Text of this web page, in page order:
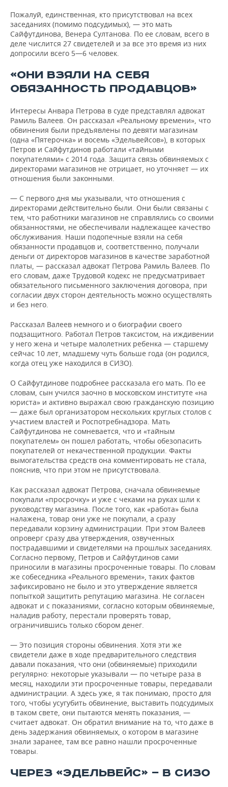
Пожалуй, единственная, кто присутствовал на всех
заседаниях (помимо подсудимых), — это мать
Сайфутдинова, Венера Султанова. По ее словам, всего в
деле числится 27 свидетелей и за все это время из них
допросили всего 5—6 человек.
«ОНИ ВЗЯЛИ НА СЕБЯ
ОБЯЗАННОСТЬ ПРОДАВЦОВ»
Интересы Анвара Петрова в суде представлял адвокат
Рамиль Валеев. Он рассказал «Реальному времени», что
обвинения были предъявлены по девяти магазинам
(одна «Пятерочка» и восемь «Эдельвейсов»), в которых
Петров и Сайфутдинов работали «тайными
покупателями» с 2014 года. Защита связь обвиняемых с
директорами магазинов не отрицает, но уточняет — их
отношения были законными.
— С первого дня мы указывали, что отношения с
директорами действительно были. Они были связаны с
тем, что работники магазинов не справлялись со своими
обязанностями, не обеспечивали надлежащее качество
обслуживания. Наши подопечные взяли на себя
обязанности продавцов и, соответственно, получали
деньги от директоров магазинов в качестве заработной
платы, — рассказал адвокат Петрова Рамиль Валеев. По
его словам, даже Трудовой кодекс не предусматривает
обязательного письменного заключения договора, при
согласии двух сторон деятельность можно осуществлять
и без него.
Рассказал Валеев немного и о биографии своего
подзащитного. Работал Петров таксистом, на иждивении
у него жена и четыре малолетних ребенка — старшему
сейчас 10 лет, младшему чуть больше года (он родился,
когда отец уже находился в СИЗО).
О Сайфутдинове подробнее рассказала его мать. По ее
словам, сын учился заочно в московском институте «на
юриста» и активно выражал свою гражданскую позицию
— даже был организатором нескольких круглых столов с
участием властей и Роспотребнадзора. Мать
Сайфутдинова не сомневается, что и «тайным
покупателем» он пошел работать, чтобы обезопасить
покупателей от некачественной продукции. Факты
вымогательства средств она комментировать не стала,
пояснив, что при этом не присутствовала.
Как рассказал адвокат Петрова, сначала обвиняемые
покупали «просрочку» и уже с чеками на руках шли к
руководству магазина. После того, как «работа» была
налажена, товар они уже не покупали, а сразу
передавали корзину администрации. При этом Валеев
опроверг сразу два утверждения, озвученных
пострадавшими и свидетелями на прошлых заседаниях.
Согласно первому, Петров и Сайфутдинов сами
приносили в магазины просроченные товары. По словам
же собеседника «Реального времени», таких фактов
зафиксировано не было и это утверждение является
попыткой защитить репутацию магазина. Не согласен
адвокат и с показаниями, согласно которым обвиняемые,
наладив работу, перестали проверять товар,
ограничившись только сбором денег.
— Это позиция стороны обвинения. Хотя эти же
свидетели даже в ходе предварительного следствия
давали показания, что они (обвиняемые) приходили
регулярно: некоторые указывали — по четыре раза в
месяц, находили эти просроченные товары, передавали
администрации. А здесь уже, я так понимаю, просто для
того, чтобы усугубить обвинение, выставить подсудимых
в таком свете, они пытаются менять показания, —
считает адвокат. Он обратил внимание на то, что даже в
день задержания обвиняемых, о котором в магазине
знали заранее, там все равно нашли просроченные
товары.
ЧЕРЕЗ «ЭДЕЛЬВЕЙС» — В СИЗО